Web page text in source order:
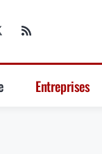
Entreprises